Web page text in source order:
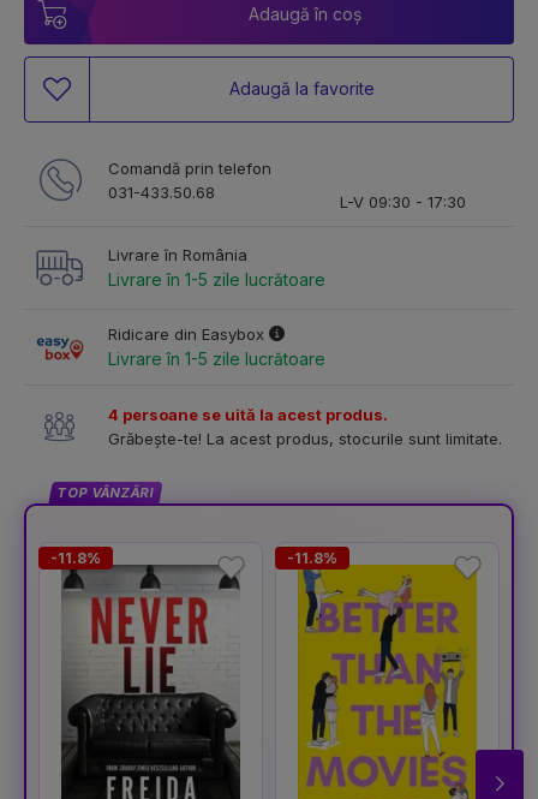
Adaugă în coș
Adaugă la favorite
Comandă prin telefon
031-433.50.68
L-V 09:30 - 17:30
Livrare în România
Livrare în 1-5 zile lucrătoare
Ridicare din Easybox
Livrare în 1-5 zile lucrătoare
4 persoane se uită la acest produs.
Grăbește-te! La acest produs, stocurile sunt limitate.
TOP VÂNZĂRI
-11.8% -11.8%